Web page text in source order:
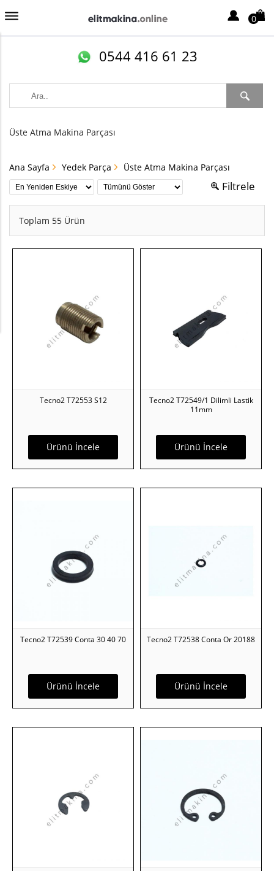
0
0544 416 61 23
Üste Atma Makina Parçası
Ana Sayfa Yedek Parça Üste Atma Makina Parçası
Filtrele
Toplam 55 Ürün
Ürünü İncele
Tecno2 T72553 S12
Ürünü İncele
Tecno2 T72549/1 Dilimli Lastik
11mm
Ürünü İncele
Tecno2 T72539 Conta 30 40 70
Ürünü İncele
Tecno2 T72538 Conta Or 20188